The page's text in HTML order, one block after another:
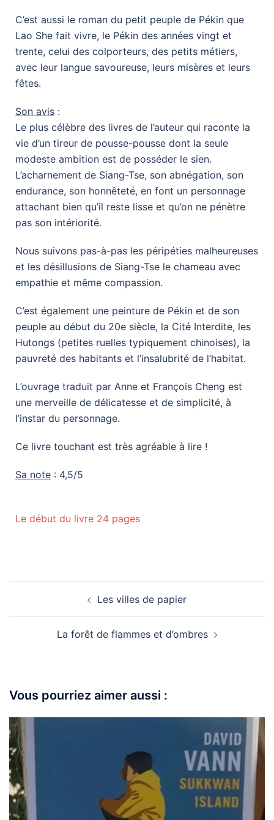
C’est aussi le roman du petit peuple de Pékin que
Lao She fait vivre, le Pékin des années vingt et
trente, celui des colporteurs, des petits métiers,
avec leur langue savoureuse, leurs misères et leurs
fêtes.
Son avis :
Le plus célèbre des livres de l’auteur qui raconte la
vie d’un tireur de pousse-pousse dont la seule
modeste ambition est de posséder le sien.
L’acharnement de Siang-Tse, son abnégation, son
endurance, son honnêteté, en font un personnage
attachant bien qu’il reste lisse et qu’on ne pénètre
pas son intériorité.
Nous suivons pas-à-pas les péripéties malheureuses
et les désillusions de Siang-Tse le chameau avec
empathie et même compassion.
C’est également une peinture de Pékin et de son
peuple au début du 20e siècle, la Cité Interdite, les
Hutongs (petites ruelles typiquement chinoises), la
pauvreté des habitants et l’insalubrité de l’habitat.
L’ouvrage traduit par Anne et François Cheng est
une merveille de délicatesse et de simplicité, à
l’instar du personnage.
Ce livre touchant est très agréable à lire !
Sa note : 4,5/5
Le début du livre 24 pages
Les villes de papier
La forêt de flammes et d’ombres
Vous pourriez aimer aussi :